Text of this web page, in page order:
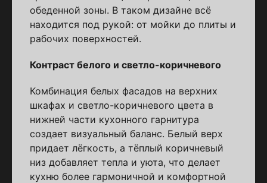
обеденной зоны. В таком дизайне всё
находится под рукой: от мойки до плиты и
рабочих поверхностей.
Контраст белого и светло-коричневого
Комбинация белых фасадов на верхних
шкафах и светло-коричневого цвета в
нижней части кухонного гарнитура
создает визуальный баланс. Белый верх
придает лёгкость, а тёплый коричневый
низ добавляет тепла и уюта, что делает
кухню более гармоничной и комфортной